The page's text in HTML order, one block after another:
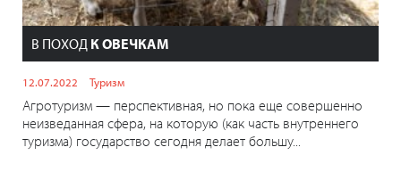
В ПОХОД К ОВЕЧКАМ
12.07.2022 Туризм
Агротуризм — перспективная, но пока еще совершенно
неизведанная сфера, на которую (как часть внутреннего
туризма) государство сегодня делает большу...